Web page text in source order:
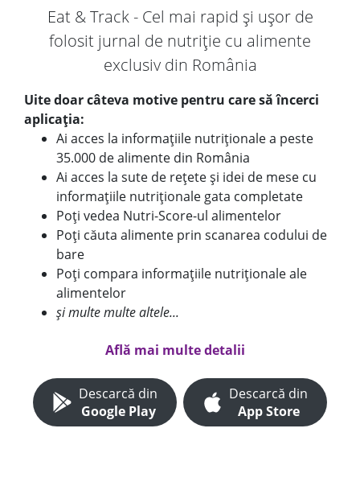
Eat & Track - Cel mai rapid și ușor de
folosit jurnal de nutriție cu alimente
exclusiv din România
Uite doar câteva motive pentru care să încerci
aplicația:
Ai acces la informațiile nutriționale a peste
35.000 de alimente din România
Ai acces la sute de rețete și idei de mese cu
informațiile nutriționale gata completate
Poți vedea Nutri-Score-ul alimentelor
Poți căuta alimente prin scanarea codului de
bare
Poți compara informațiile nutriționale ale
alimentelor
și multe multe altele...
Află mai multe detalii
Descarcă din
Google Play
Descarcă din
App Store